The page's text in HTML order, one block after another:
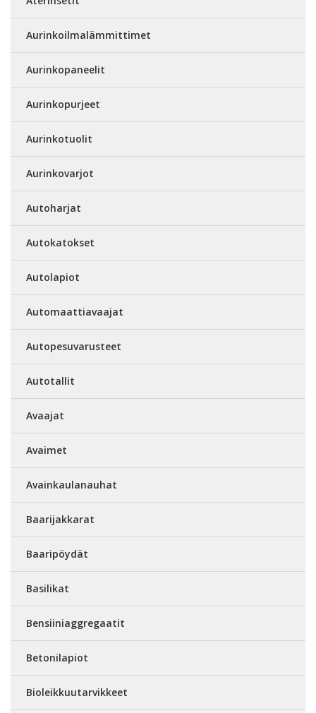
Aurinkoilmalämmittimet
Aurinkopaneelit
Aurinkopurjeet
Aurinkotuolit
Aurinkovarjot
Autoharjat
Autokatokset
Autolapiot
Automaattiavaajat
Autopesuvarusteet
Autotallit
Avaajat
Avaimet
Avainkaulanauhat
Baarijakkarat
Baaripöydät
Basilikat
Bensiiniaggregaatit
Betonilapiot
Bioleikkuutarvikkeet